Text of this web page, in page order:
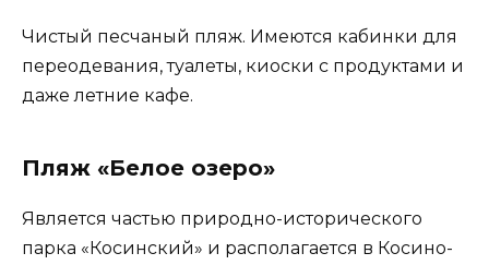
Чистый песчаный пляж. Имеются кабинки для
переодевания, туалеты, киоски с продуктами и
даже летние кафе.
Пляж «Белое озеро»
Является частью природно-исторического
парка «Косинский» и располагается в Косино-